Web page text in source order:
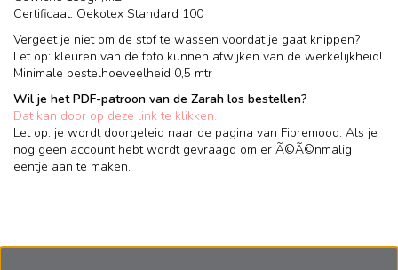
Certificaat: Oekotex Standard 100
Vergeet je niet om de stof te wassen voordat je gaat knippen?
Let op: kleuren van de foto kunnen afwijken van de werkelijkheid!
Minimale bestelhoeveelheid 0,5 mtr
Wil je het PDF-patroon van de Zarah los bestellen?
Dat kan door op deze link te klikken.
Let op: je wordt doorgeleid naar de pagina van Fibremood. Als je
nog geen account hebt wordt gevraagd om er Ã©Ã©nmalig
eentje aan te maken.